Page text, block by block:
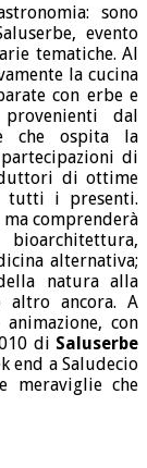
sono
evento
tematiche. Al
la cucina
con erbe e
dal
che ospita la
di
di ottime
tutti i presenti.
comprenderà
alternativa;
natura alla
ancora. A
con
di Saluserbe
end a Saludecio
meraviglie che